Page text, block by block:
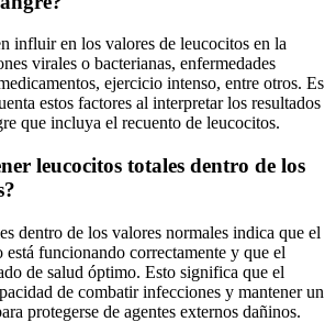
influir en los valores de leucocitos en la
virales o bacterianas, enfermedades
ejercicio intenso, entre otros. Es
estos factores al interpretar los resultados
que incluya el recuento de leucocitos.
leucocitos totales dentro de los
dentro de los valores normales indica que el
funcionando correctamente y que el
de salud óptimo. Esto significa que el
de combatir infecciones y mantener un
protegerse de agentes externos dañinos.